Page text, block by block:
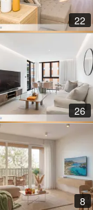
22
26
8